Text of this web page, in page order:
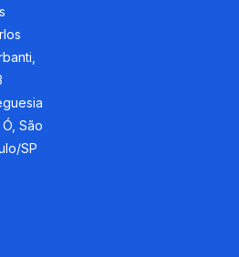
São
SP